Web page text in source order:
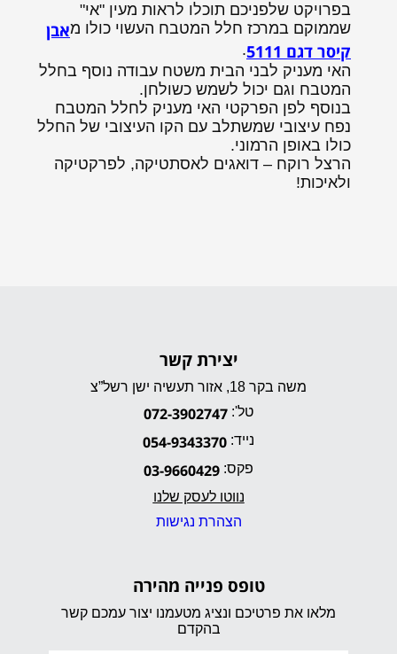
בפרויקט שלפניכם תוכלו לראות מעין "אי"
שממוקם במרכז חלל המטבח העשוי כולו מאבן
קיסר דגם 5111
.
האי מעניק לבני הבית משטח עבודה נוסף בחלל
המטבח וגם יכול לשמש כשולחן.
בנוסף לפן הפרקטי האי מעניק לחלל המטבח
נפח עיצובי שמשתלב עם הקו העיצובי של החלל
כולו באופן הרמוני.
הרצל רוקח – דואגים לאסתטיקה, לפרקטיקה
ולאיכות!
יצירת קשר
משה בקר 18, אזור תעשיה ישן רשל”צ
טל': 072-3902747
נייד: 054-9343370
פקס: 03-9660429
נווטו לעסק שלנו
הצהרת נגישות
טופס פנייה מהירה
מלאו את פרטיכם ונציג מטעמנו יצור עמכם קשר
בהקדם